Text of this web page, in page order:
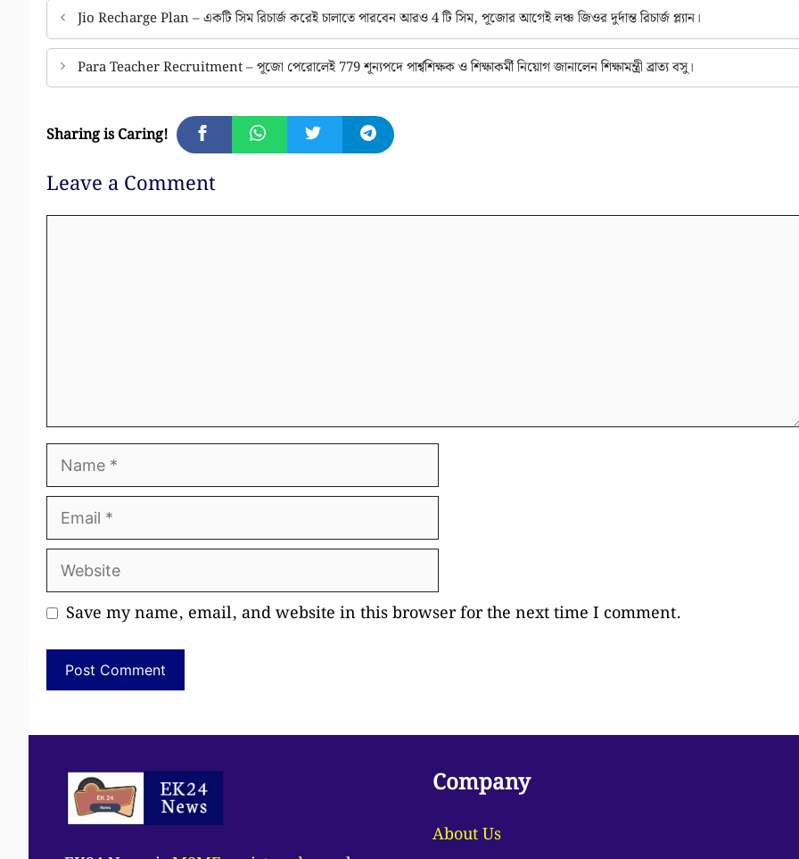
Jio Recharge Plan – একটি সিম রিচার্জ করেই চালাতে পারবেন আরও 4 টি সিম, পূজোর আগেই লঞ্চ জিওর দুর্দান্ত রিচার্জ প্ল্যান।
Para Teacher Recruitment – পূজো পেরোলেই 779 শূন্যপদে পার্শ্বশিক্ষক ও শিক্ষাকর্মী নিয়োগ জানালেন শিক্ষামন্ত্রী ব্রাত্য বসু।
Sharing is Caring!
Leave a Comment
Name
Email
Website
Save my name, email, and website in this browser for the next time I comment.
Company
About Us